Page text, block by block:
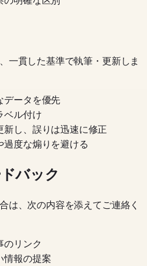
一貫した基準で執筆・更新しま
データを優先
ベル付け
し、誤りは迅速に修正
過度な煽りを避ける
バック
は、次の内容を添えてご連絡く
のリンク
情報の提案